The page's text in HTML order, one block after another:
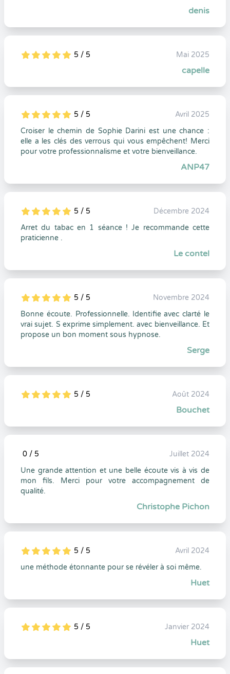
denis
5
1
5
0 5 / 5 Mai 2025
capelle
5
1
5
0 5 / 5
Avril 2025
Croiser le chemin de Sophie Darini est une chance :
elle a les clés des verrous qui vous empêchent! Merci
pour votre professionnalisme et votre bienveillance.
ANP47
5
1
5
0 5 / 5
Décembre 2024
Arret du tabac en 1 séance ! Je recommande cette
praticienne .
Le contel
5
1
5
0 5 / 5
Novembre 2024
Bonne écoute. Professionnelle. Identifie avec clarté le
vrai sujet. S exprime simplement. avec bienveillance. Et
propose un bon moment sous hypnose.
Serge
5
1
5
0 5 / 5 Août 2024
Bouchet
5
1
0
0
0 / 5
Juillet 2024
Une grande attention et une belle écoute vis à vis de
mon fils. Merci pour votre accompagnement de
qualité.
Christophe Pichon
5
1
5
0 5 / 5
Avril 2024
une méthode étonnante pour se révéler à soi même.
Huet
5
1
5
0 5 / 5 Janvier 2024
Huet